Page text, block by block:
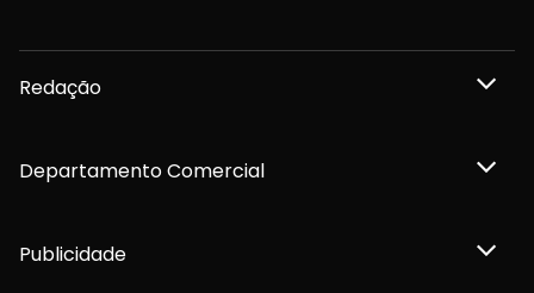
Redação
Departamento Comercial
Publicidade